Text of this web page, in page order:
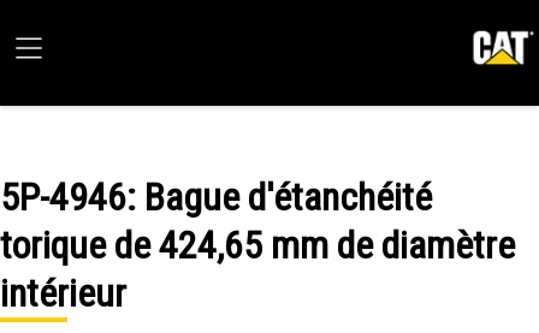
5P-4946: Bague d'étanchéité
torique de 424,65 mm de diamètre
intérieur